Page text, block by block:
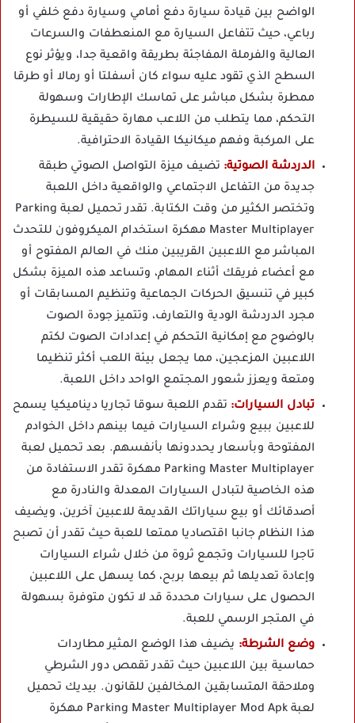
الواضح بين قيادة سيارة دفع أمامي وسيارة دفع خلفي أو
رباعي، حيث تتفاعل السيارة مع المنعطفات والسرعات
العالية والفرملة المفاجئة بطريقة واقعية جدا، ويؤثر نوع
السطح الذي تقود عليه سواء كان أسفلتا أو رمالا أو طرقا
ممطرة بشكل مباشر على تماسك الإطارات وسهولة
التحكم، مما يتطلب من اللاعب مهارة حقيقية للسيطرة
على المركبة وفهم ميكانيكا القيادة الاحترافية.
الدردشة الصوتية: تضيف ميزة التواصل الصوتي طبقة
جديدة من التفاعل الاجتماعي والواقعية داخل اللعبة
وتختصر الكثير من وقت الكتابة. تقدر تحميل لعبة Parking
Master Multiplayer مهكرة استخدام الميكروفون للتحدث
المباشر مع اللاعبين القريبين منك في العالم المفتوح أو
مع أعضاء فريقك أثناء المهام، وتساعد هذه الميزة بشكل
كبير في تنسيق الحركات الجماعية وتنظيم المسابقات أو
مجرد الدردشة الودية والتعارف، وتتميز جودة الصوت
بالوضوح مع إمكانية التحكم في إعدادات الصوت لكتم
اللاعبين المزعجين، مما يجعل بيئة اللعب أكثر تنظيما
ومتعة ويعزز شعور المجتمع الواحد داخل اللعبة.
تبادل السيارات: تقدم اللعبة سوقا تجاريا ديناميكيا يسمح
للاعبين ببيع وشراء السيارات فيما بينهم داخل الخوادم
المفتوحة وبأسعار يحددونها بأنفسهم. بعد تحميل لعبة
Parking Master Multiplayer مهكرة تقدر الاستفادة من
هذه الخاصية لتبادل السيارات المعدلة والنادرة مع
أصدقائك أو بيع سياراتك القديمة للاعبين آخرين، ويضيف
هذا النظام جانبا اقتصاديا ممتعا للعبة حيث تقدر أن تصبح
تاجرا للسيارات وتجمع ثروة من خلال شراء السيارات
وإعادة تعديلها ثم بيعها بربح، كما يسهل على اللاعبين
الحصول على سيارات محددة قد لا تكون متوفرة بسهولة
في المتجر الرسمي للعبة.
وضع الشرطة: يضيف هذا الوضع المثير مطاردات
حماسية بين اللاعبين حيث تقدر تقمص دور الشرطي
وملاحقة المتسابقين المخالفين للقانون. بيديك تحميل
لعبة Parking Master Multiplayer Mod Apk مهكرة